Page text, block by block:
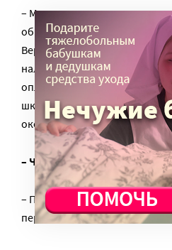
– Мы выполняем
образование по
Верующие люди – тоже
налогоплательщики Кроме
оплачивает примерно
школе, вторую половину
около 10-15% составляют
– Что нового будет в школе в
– Планируем закончить
переедут наши начальные